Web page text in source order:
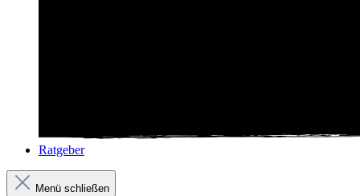
Ratgeber
Menü schließen